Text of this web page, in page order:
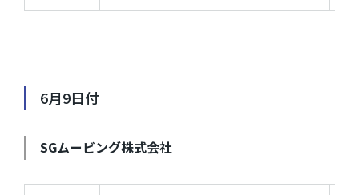
6月9日付
SGムービング株式会社